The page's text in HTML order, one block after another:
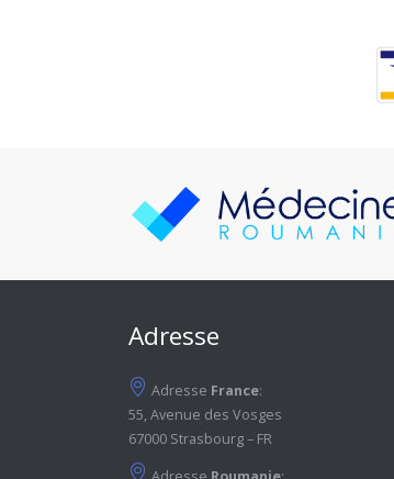
Adresse
Adresse France:
55, Avenue des Vosges
67000 Strasbourg – FR